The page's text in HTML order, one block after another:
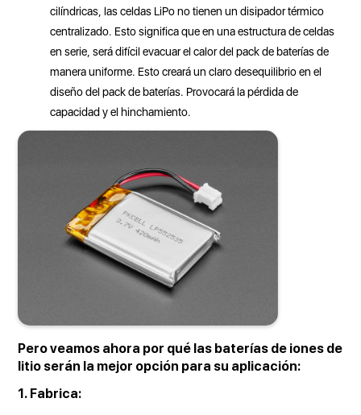
cilíndricas, las celdas LiPo no tienen un disipador térmico
centralizado. Esto significa que en una estructura de celdas
en serie, será difícil evacuar el calor del pack de baterías de
manera uniforme. Esto creará un claro desequilibrio en el
diseño del pack de baterías. Provocará la pérdida de
capacidad y el hinchamiento.
Pero veamos ahora por qué las baterías de iones de
litio serán la mejor opción para su aplicación:
1. Fabrica: